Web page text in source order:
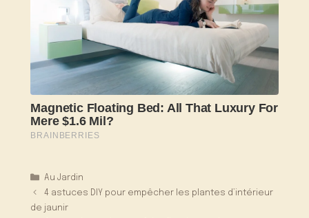
Catégories
Au Jardin
4 astuces DIY pour empêcher les plantes d’intérieur
de jaunir